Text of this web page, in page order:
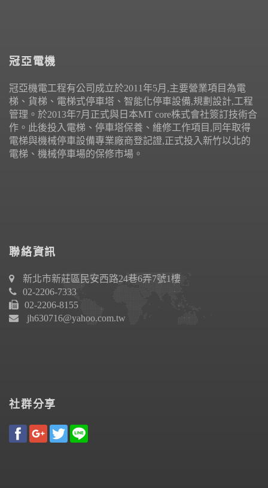
冠亞電機
冠亞機電工程有公司成立於2011年5月,主要營業項目為電
梯、貨梯、電梯式停車塔、智能化停車設備,規劃設計,工程
管理。於2013年7月正式與日本MT core株式會社簽訂技術合
作。此後投入電梯、停車塔保養、維修工作項目,同年取得
電梯與機械停車設備專業廠商登記證,正式投入新竹以北的
電梯、機械停車場的保修市場。
聯絡資訊
新北市新莊區民安西路24巷6弄7號1樓
02-2206-7333
02-2206-8155
jh630716@yahoo.com.tw
社群分享